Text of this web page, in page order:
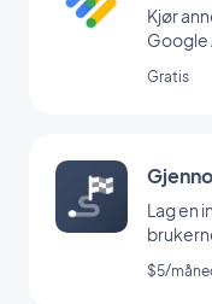
Kjør
Google
Gratis
Lag en
av
$5/